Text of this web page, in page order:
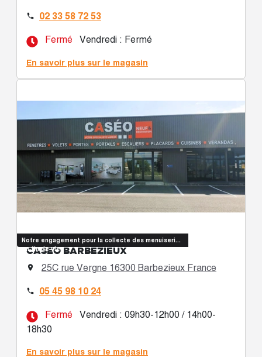
 02 33 58 72 53
Fermé Vendredi : Fermé
En savoir plus sur le magasin
Notre engagement pour la collecte des menuiseries
en fin de vie
CASÉO BARBEZIEUX
 25C rue Vergne 16300 Barbezieux France
 05 45 98 10 24
Fermé
Vendredi : 09h30-12h00 / 14h00-
18h30
En savoir plus sur le magasin